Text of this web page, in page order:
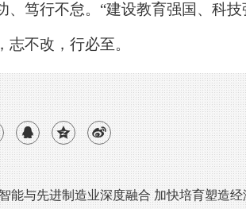
、笃行不怠。“建设教育强国、科
志不改，行必至。
能与先进制造业深度融合 加快培育塑造经济发